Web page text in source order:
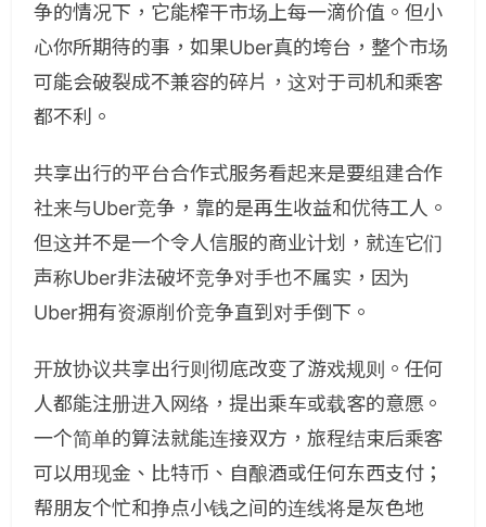
争的情况下，它能榨干市场上每一滴价值。但小
心你所期待的事，如果Uber真的垮台，整个市场
可能会破裂成不兼容的碎片，这对于司机和乘客
都不利。
共享出行的平台合作式服务看起来是要组建合作
社来与Uber竞争，靠的是再生收益和优待工人。
但这并不是一个令人信服的商业计划，就连它们
声称Uber非法破坏竞争对手也不属实，因为
Uber拥有资源削价竞争直到对手倒下。
开放协议共享出行则彻底改变了游戏规则。任何
人都能注册进入网络，提出乘车或载客的意愿。
一个简单的算法就能连接双方，旅程结束后乘客
可以用现金、比特币、自酿酒或任何东西支付；
帮朋友个忙和挣点小钱之间的连线将是灰色地